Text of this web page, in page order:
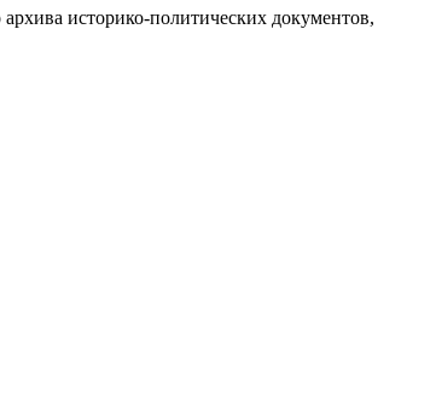
историко-политических документов,